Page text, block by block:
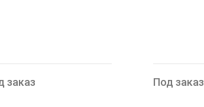
заказ Под заказ